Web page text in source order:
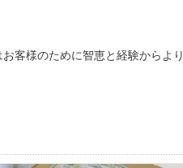
客様のために智恵と経験からより